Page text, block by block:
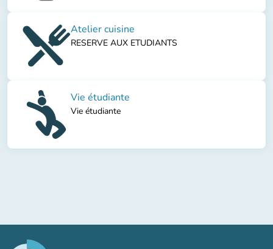
Atelier cuisine
RESERVE AUX ETUDIANTS
Vie étudiante
Vie étudiante